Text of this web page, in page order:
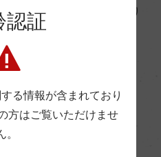
ンレンジ 2024 金賞/サク
ラアワード 2020 金賞/
通して商品を提供しており
をしております
店一覧はこちら
認証
る情報が含まれており
方はご覧いただけませ
。